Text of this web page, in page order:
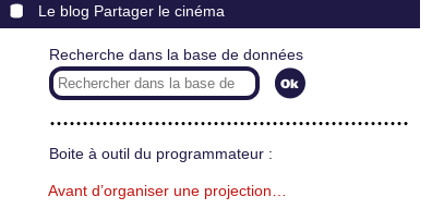
Le blog Partager le cinéma
Recherche dans la base de données
Boite à outil du programmateur :
Avant d’organiser une projection…